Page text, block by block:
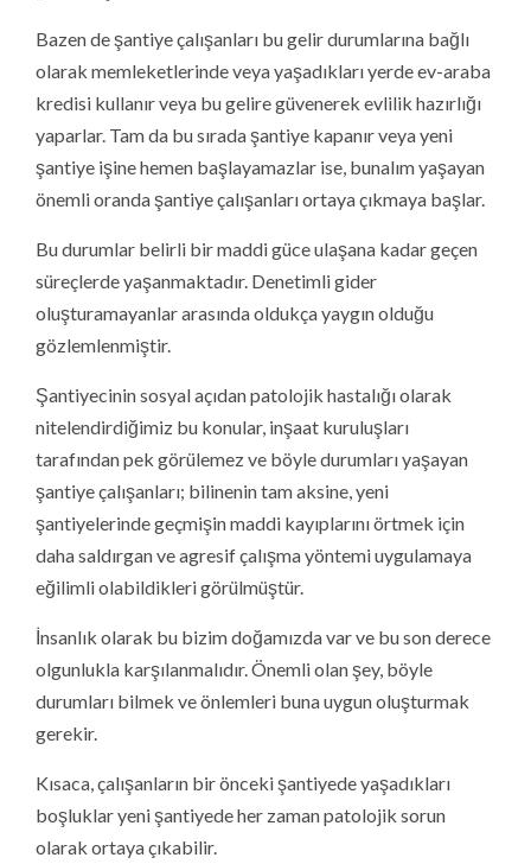
Bazen de şantiye çalışanları bu gelir durumlarına bağlı
olarak memleketlerinde veya yaşadıkları yerde ev-araba
kredisi kullanır veya bu gelire güvenerek evlilik hazırlığı
yaparlar. Tam da bu sırada şantiye kapanır veya yeni
şantiye işine hemen başlayamazlar ise, bunalım yaşayan
önemli oranda şantiye çalışanları ortaya çıkmaya başlar.
Bu durumlar belirli bir maddi güce ulaşana kadar geçen
süreçlerde yaşanmaktadır. Denetimli gider
oluşturamayanlar arasında oldukça yaygın olduğu
gözlemlenmiştir.
Şantiyecinin sosyal açıdan patolojik hastalığı olarak
nitelendirdiğimiz bu konular, inşaat kuruluşları
tarafından pek görülemez ve böyle durumları yaşayan
şantiye çalışanları; bilinenin tam aksine, yeni
şantiyelerinde geçmişin maddi kayıplarını örtmek için
daha saldırgan ve agresif çalışma yöntemi uygulamaya
eğilimli olabildikleri görülmüştür.
İnsanlık olarak bu bizim doğamızda var ve bu son derece
olgunlukla karşılanmalıdır. Önemli olan şey, böyle
durumları bilmek ve önlemleri buna uygun oluşturmak
gerekir.
Kısaca, çalışanların bir önceki şantiyede yaşadıkları
boşluklar yeni şantiyede her zaman patolojik sorun
olarak ortaya çıkabilir.